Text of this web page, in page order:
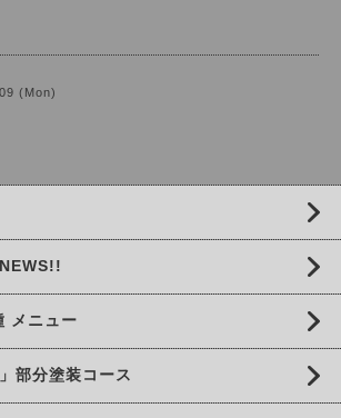
(Mon)
メニュー
部分塗装コース